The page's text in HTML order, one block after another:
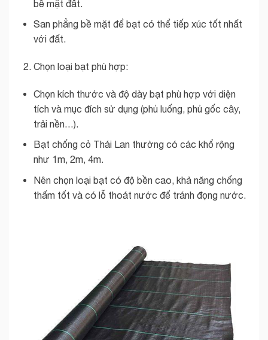
bề mặt đất.
San phẳng bề mặt để bạt có thể tiếp xúc tốt nhất
với đất.
Chọn loại bạt phù hợp:
Chọn kích thước và độ dày bạt phù hợp với diện
tích và mục đích sử dụng (phủ luống, phủ gốc cây,
trải nền…).
Bạt chống cỏ Thái Lan thường có các khổ rộng
như 1m, 2m, 4m.
Nên chọn loại bạt có độ bền cao, khả năng chống
thấm tốt và có lỗ thoát nước để tránh đọng nước.